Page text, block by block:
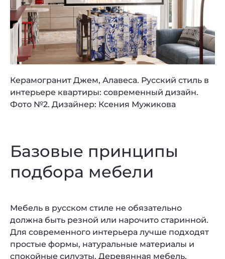
Керамогранит Джем, Алавеса. Русский стиль в
интерьере квартиры: современный дизайн.
Фото №2. Дизайнер: Ксения Мужикова
Базовые принципы
подбора мебели
Мебель в русском стиле не обязательно
должна быть резной или нарочито старинной.
Для современного интерьера лучше подходят
простые формы, натуральные материалы и
спокойные силуэты. Деревянная мебель,